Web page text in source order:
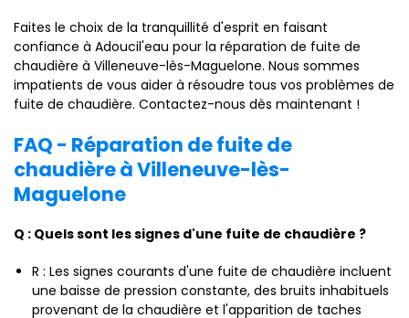
Faites le choix de la tranquillité d'esprit en faisant
confiance à Adoucil'eau pour la réparation de fuite de
chaudière à Villeneuve-lès-Maguelone. Nous sommes
impatients de vous aider à résoudre tous vos problèmes de
fuite de chaudière. Contactez-nous dès maintenant !
FAQ - Réparation de fuite de
chaudière à Villeneuve-lès-
Maguelone
Q : Quels sont les signes d'une fuite de chaudière ?
R : Les signes courants d'une fuite de chaudière incluent
une baisse de pression constante, des bruits inhabituels
provenant de la chaudière et l'apparition de taches